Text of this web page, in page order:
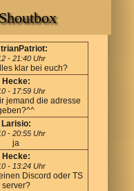
Shoutbox
- 21:40 Uhr
klar bei euch?
Hecke:
- 17:59 Uhr
jemand die adresse
Larisio:
- 20:55 Uhr
ja
Hecke:
- 13:24 Uhr
Discord oder TS
server?